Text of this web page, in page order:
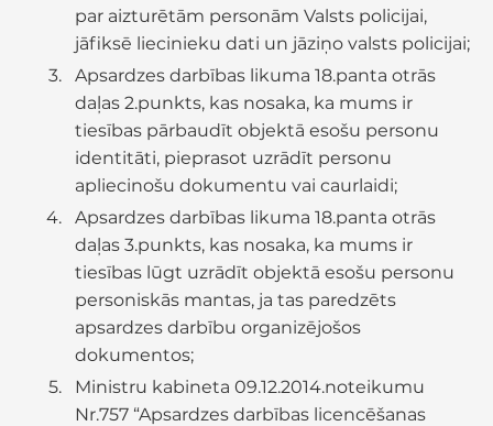
par aizturētām personām Valsts policijai,
jāfiksē liecinieku dati un jāziņo valsts policijai;
Apsardzes darbības likuma 18.panta otrās
daļas 2.punkts, kas nosaka, ka mums ir
tiesības pārbaudīt objektā esošu personu
identitāti, pieprasot uzrādīt personu
apliecinošu dokumentu vai caurlaidi;
Apsardzes darbības likuma 18.panta otrās
daļas 3.punkts, kas nosaka, ka mums ir
tiesības lūgt uzrādīt objektā esošu personu
personiskās mantas, ja tas paredzēts
apsardzes darbību organizējošos
dokumentos;
Ministru kabineta 09.12.2014.noteikumu
Nr.757 “Apsardzes darbības licencēšanas